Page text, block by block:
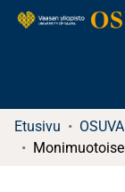
Etusivu OSUVA